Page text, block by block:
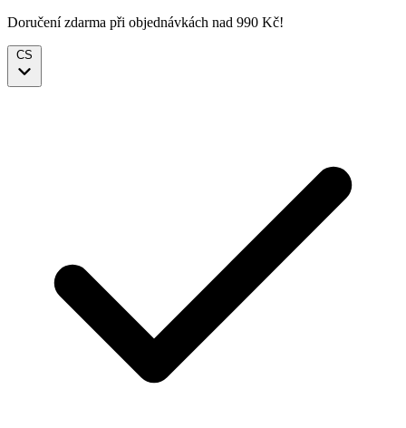
Doručení zdarma při objednávkách nad 990 Kč!
CS